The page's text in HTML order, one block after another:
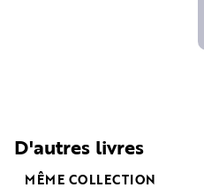
D'autres livres
MÊME COLLECTION